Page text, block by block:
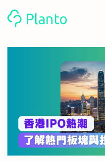
計劃買樓
計劃買樓第一步
全功能記賬
管理及分析所有戶
管理MPF戶口
一次過管理所有強
申請清卡數/私人貸
CreFIT x Planto推
私人貸款
年利率/APR/年息
投資戶口 (美股)
比較最抵美股投資
投資戶口 (港股)
關於我們
Academy